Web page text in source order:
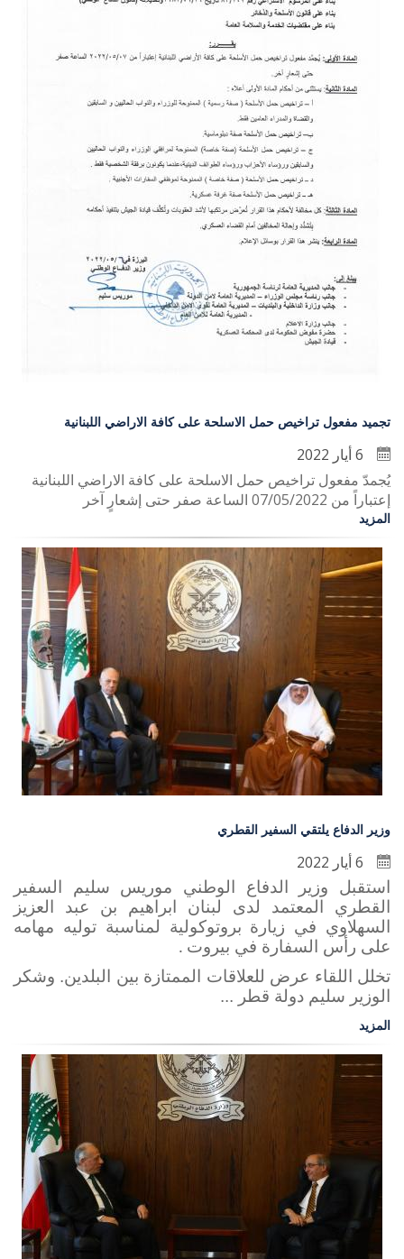
تجميد مفعول تراخيص حمل الاسلحة على كافة الاراضي اللبنانية
يُجمدّ مفعول تراخيص حمل الاسلحة على كافة الاراضي اللبنانية
إعتباراً من 07/05/2022 الساعة صفر حتى إشعارٍ آخر
المزيد
وزير الدفاع يلتقي السفير القطري
استقبل وزير الدفاع الوطني موريس سليم السفير
القطري المعتمد لدى لبنان ابراهيم بن عبد العزيز
السهلاوي في زيارة بروتوكولية لمناسبة توليه مهامه
على رأس السفارة في بيروت .
تخلل اللقاء عرض للعلاقات الممتازة بين البلدين. وشكر
الوزير سليم دولة قطر ...
المزيد